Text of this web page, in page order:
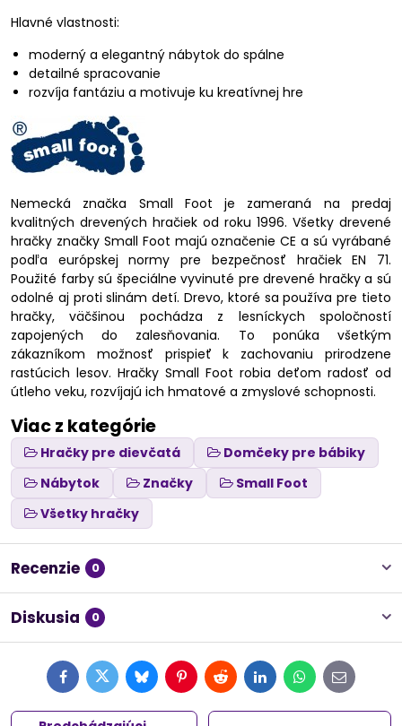
Hlavné vlastnosti:
moderný a elegantný nábytok do spálne
detailné spracovanie
rozvíja fantáziu a motivuje ku kreatívnej hre
Nemecká značka Small Foot je zameraná na predaj
kvalitných drevených hračiek od roku 1996. Všetky drevené
hračky značky Small Foot majú označenie CE a sú vyrábané
podľa európskej normy pre bezpečnosť hračiek EN 71.
Použité farby sú špeciálne vyvinuté pre drevené hračky a sú
odolné aj proti slinám detí. Drevo, ktoré sa používa pre tieto
hračky, väčšinou pochádza z lesníckych spoločností
zapojených do zalesňovania. To ponúka všetkým
zákazníkom možnosť prispieť k zachovaniu prirodzene
rastúcich lesov. Hračky Small Foot robia deťom radosť od
útleho veku, rozvíjajú ich hmatové a zmyslové schopnosti.
Viac z kategórie
Hračky pre dievčatá
Domčeky pre bábiky
Nábytok
Značky
Small Foot
Všetky hračky
Recenzie 0
Diskusia 0
FacebookTwitterBlueskyPinterestRedditLinkedInWhatsApp
E-
mail